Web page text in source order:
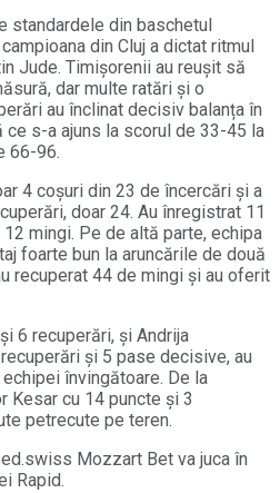
standardele din baschetul
din Cluj a dictat ritmul
Jude. Timișorenii au reușit să
dar multe ratări și o
au înclinat decisiv balanța în
ce s-a ajuns la scorul de 33-45 la
66-96.
4 coșuri din 23 de încercări și a
doar 24. Au înregistrat 11
mingi. Pe de altă parte, echipa
foarte bun la aruncările de două
recuperat 44 de mingi și au oferit
6 recuperări, și Andrija
și 5 pase decisive, au
învingătoare. De la
Kesar cu 14 puncte și 3
petrecute pe teren.
Mozzart Bet va juca în
Rapid.